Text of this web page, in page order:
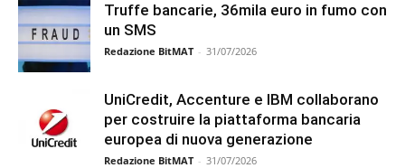
Truffe bancarie, 36mila euro in fumo con
un SMS
Redazione BitMAT - 31/07/2026
UniCredit, Accenture e IBM collaborano
per costruire la piattaforma bancaria
europea di nuova generazione
Redazione BitMAT - 31/07/2026